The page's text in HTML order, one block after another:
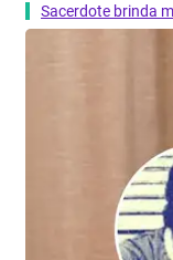
Sacerdote brinda